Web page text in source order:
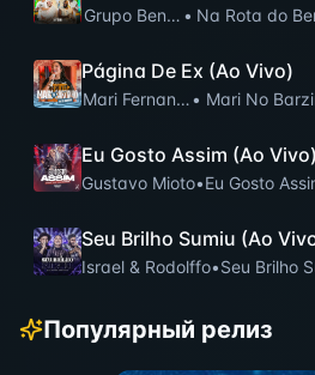
Grupo Benzadeus
• Na Rota do
Página De Ex (Ao Vivo)
Mari Fernandez
• Mari No
Eu Gosto Assim (Ao Vivo)
Gustavo Mioto•Eu Gosto
Seu Brilho Sumiu (Ao
Israel & Rodolffo•Seu Brilho
Популярный релиз